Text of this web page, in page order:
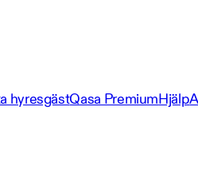
hyresgästQasa PremiumHjälp